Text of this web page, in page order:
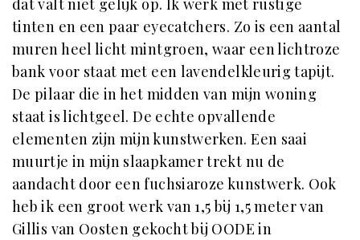
tinten en een paar eyecatchers. Zo is een aantal
muren heel licht mintgroen, waar een lichtroze
bank voor staat met een lavendelkleurig tapijt.
De pilaar die in het midden van mijn woning
staat is lichtgeel. De echte opvallende
elementen zijn mijn kunstwerken. Een saai
muurtje in mijn slaapkamer trekt nu de
aandacht door een fuchsiaroze kunstwerk. Ook
heb ik een groot werk van 1,5 bij 1,5 meter van
Gillis van Oosten gekocht bij OODE in